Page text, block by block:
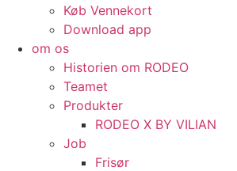
Køb Vennekort
Download app
om os
Historien om RODEO
Teamet
Produkter
RODEO X BY VILIAN
Job
Frisør